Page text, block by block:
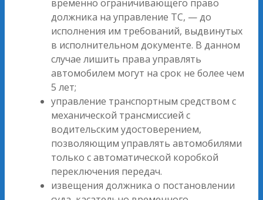
временно ограничивающего право
должника на управление ТС, — до
исполнения им требований, выдвинутых
в исполнительном документе. В данном
случае лишить права управлять
автомобилем могут на срок не более чем
5 лет;
управление транспортным средством с
механической трансмиссией с
водительским удостоверением,
позволяющим управлять автомобилями
только с автоматической коробкой
переключения передач.
извещения должника о постановлении